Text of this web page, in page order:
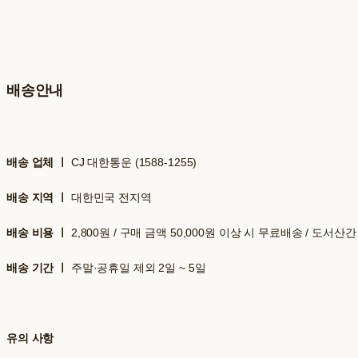
배송안내
배송 업체 ㅣ CJ 대한통운 (1588-1255)
배송 지역 ㅣ 대한민국 전지역
배송 비용 ㅣ 2,800원 / 구매 금액 50,000원 이상 시 무료배송 / 도서산
배송 기간 ㅣ 주말·공휴일 제외 2일 ~ 5일
유의 사항